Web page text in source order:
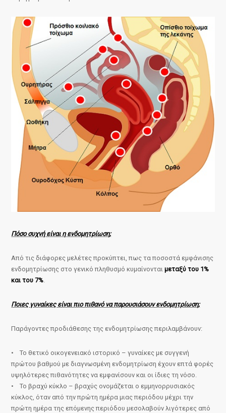
Πόσο συχνή είναι η ενδομητρίωση;
Από τις διάφορες μελέτες προκύπτει, πως τα ποσοστά εμφάνισης
ενδομητρίωσης στο γενικό πληθυσμό κυμαίνονταιμεταξύ του 1%
και του 7%.
Ποιες γυναίκες είναι πιο πιθανό να παρουσιάσουν ενδομητρίωση;
Παράγοντες προδιάθεσης της ενδομητρίωσης περιλαμβάνουν:
• Το θετικό οικογενειακό ιστορικό – γυναίκες με συγγενή
πρώτου βαθμού με διαγνωσμένη ενδομητρίωση έχουν επτά φορές
υψηλότερες πιθανότητες να εμφανίσουν και οι ίδιες τη νόσο.
• Το βραχύ κύκλο – βραχύς ονομάζεται ο εμμηνορρυσιακός
κύκλος, όταν από την πρώτη ημέρα μιας περιόδου μέχρι την
πρώτη ημέρα της επόμενης περιόδου μεσολαβούν λιγότερες από